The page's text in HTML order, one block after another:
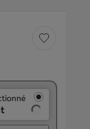
Sauvegarder le